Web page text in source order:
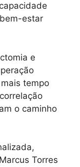
estar
e
tempo
o caminho
Torres